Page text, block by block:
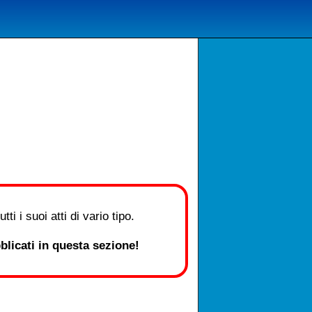
i suoi atti di vario tipo.
in questa sezione!